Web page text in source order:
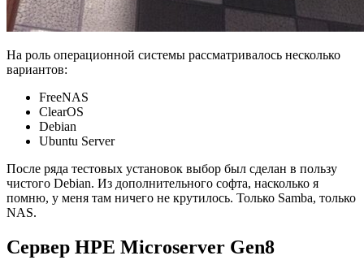
На роль операционной системы рассматривалось несколько
вариантов:
FreeNAS
ClearOS
Debian
Ubuntu Server
После ряда тестовых установок выбор был сделан в пользу
чистого Debian. Из дополнительного софта, насколько я
помню, у меня там ничего не крутилось. Только Samba, только
NAS.
Сервер HPE Microserver Gen8